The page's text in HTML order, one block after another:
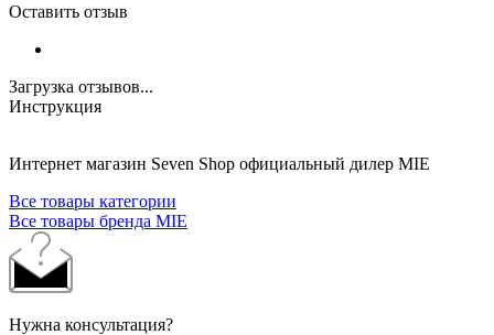
Оставить отзыв
Загрузка отзывов...
Инструкция
Интернет магазин Seven Shop официальный дилер MIE
Все товары категории
Все товары бренда MIE
Нужна консультация?